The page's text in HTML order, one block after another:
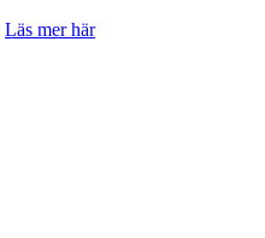
Läs mer här